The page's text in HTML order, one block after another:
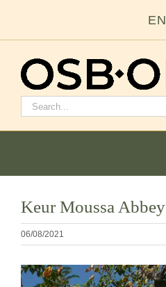
EN
Cerca:
Le nostre radici
L’ordine benedettino
Keur Moussa
06/08/2021